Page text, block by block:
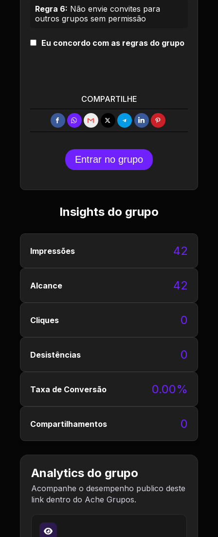
Regra 6: Não envie convites para
outros grupos sem permissão
Eu concordo com as regras do grupo
COMPARTILHE
Entrar no grupo
Insights do grupo
Impressões 42
Alcance 42
Cliques 0
Desistências 0
Taxa de Conversão 0.00%
Compartilhamentos 0
Analytics do grupo
Acompanhe o desempenho publico deste
link dentro do Ache Grupos.